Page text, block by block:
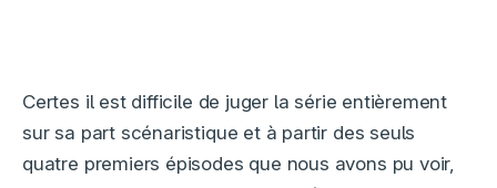
Certes il est difficile de juger la série entièrement
sur sa part scénaristique et à partir des seuls
quatre premiers épisodes que nous avons pu voir,